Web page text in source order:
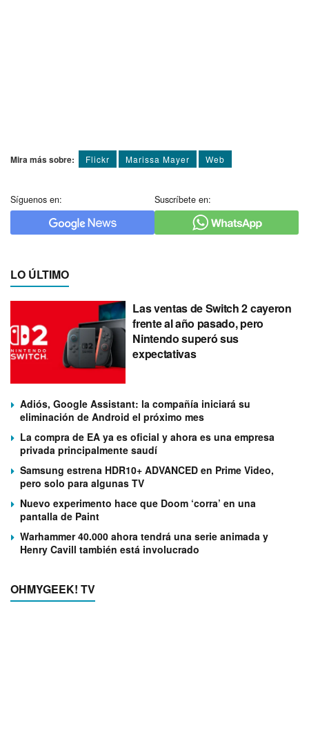
Mira más sobre: Flickr Marissa Mayer Web
Síguenos en: Suscríbete en:
LO ÚLTIMO
Las ventas de Switch 2 cayeron
frente al año pasado, pero
Nintendo superó sus
expectativas
Adiós, Google Assistant: la compañía iniciará su
eliminación de Android el próximo mes
La compra de EA ya es oficial y ahora es una empresa
privada principalmente saudí
Samsung estrena HDR10+ ADVANCED en Prime Video,
pero solo para algunas TV
Nuevo experimento hace que Doom ‘corra’ en una
pantalla de Paint
Warhammer 40.000 ahora tendrá una serie animada y
Henry Cavill también está involucrado
OHMYGEEK! TV